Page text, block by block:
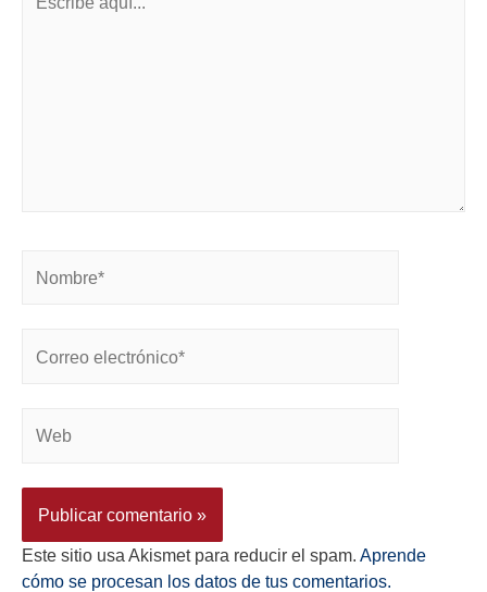
Este sitio usa Akismet para reducir el spam. Aprende
cómo se procesan los datos de tus comentarios.